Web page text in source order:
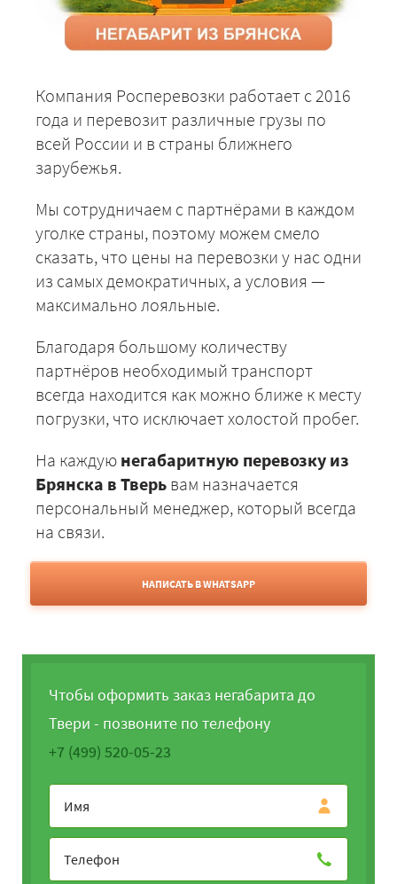
Компания Росперевозки работает с 2016
года и перевозит различные грузы по
всей России и в страны ближнего
зарубежья.
Мы сотрудничаем с партнёрами в каждом
уголке страны, поэтому можем смело
сказать, что цены на перевозки у нас одни
из самых демократичных, а условия —
максимально лояльные.
Благодаря большому количеству
партнёров необходимый транспорт
всегда находится как можно ближе к месту
погрузки, что исключает холостой пробег.
На каждую негабаритную перевозку из
Брянска в Тверь вам назначается
персональный менеджер, который всегда
на связи.
НАПИСАТЬ В WHATSAPP
Чтобы оформить заказ негабарита до
Твери - позвоните по телефону
+7 (499) 520-05-23